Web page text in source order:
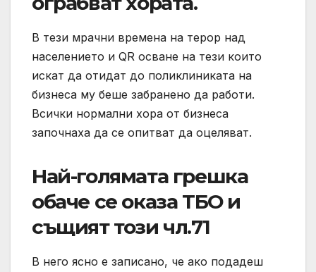
В тези мрачни времена на терор над
населението и QR осване на тези които
искат да отидат до поликлиниката на
бизнеса му беше забранено да работи.
Всички нормални хора от бизнеса
започнаха да се опитват да оцеляват.
Най-голямата грешка
обаче се оказа ТБО и
същият този чл.71
В него ясно е записано, че ако подадеш